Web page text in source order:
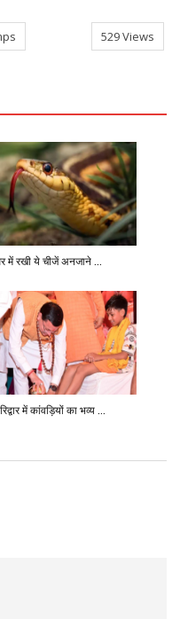
529 Views
में रखी ये चीजें अनजाने ...
में कांवड़ियों का भव्य ...